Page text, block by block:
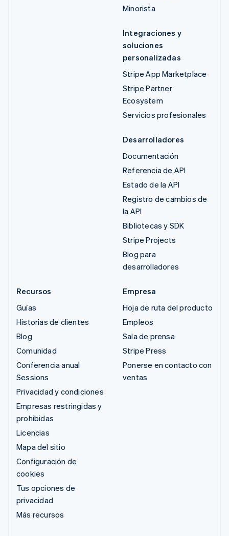
Minorista
Integraciones y
soluciones
personalizadas
Stripe App Marketplace
Stripe Partner
Ecosystem
Servicios profesionales
Desarrolladores
Documentación
Referencia de API
Estado de la API
Registro de cambios de
la API
Bibliotecas y SDK
Stripe Projects
Blog para
desarrolladores
Recursos
Guías
Historias de clientes
Blog
Comunidad
Conferencia anual
Sessions
Privacidad y condiciones
Empresas restringidas y
prohibidas
Licencias
Mapa del sitio
Configuración de
cookies
Tus opciones de
privacidad
Más recursos
Empresa
Hoja de ruta del producto
Empleos
Sala de prensa
Stripe Press
Ponerse en contacto con
ventas